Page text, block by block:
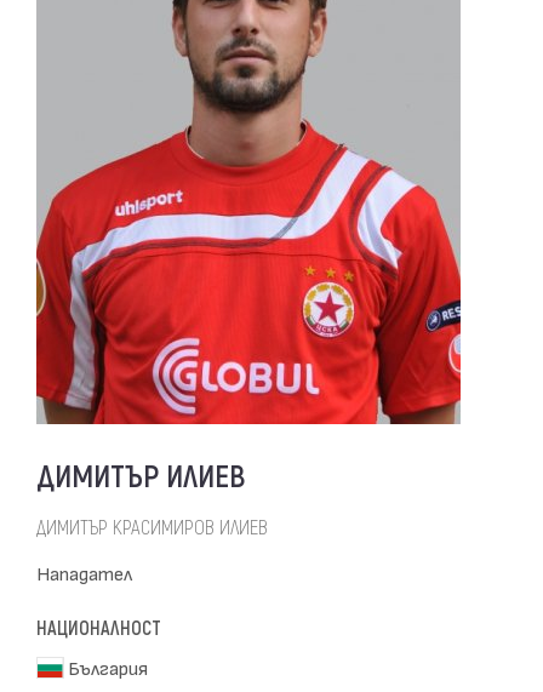
ДИМИТЪР ИЛИЕВ
ДИМИТЪР КРАСИМИРОВ ИЛИЕВ
Нападател
НАЦИОНАЛНОСТ
България